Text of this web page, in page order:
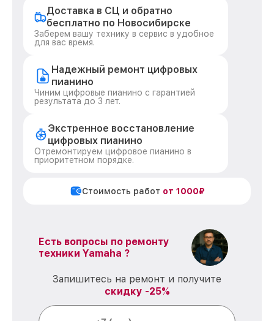
Доставка в СЦ и обратно
бесплатно по Новосибирске
Заберем вашу технику в сервис в удобное
для вас время.
Надежный ремонт цифровых
пианино
Чиним цифровые пианино с гарантией
результата до 3 лет.
Экстренное восстановление
цифровых пианино
Отремонтируем цифровое пианино в
приоритетном порядке.
Стоимость работ от 1000₽
Есть вопросы по ремонту
техники Yamaha ?
Запишитесь на ремонт и получите
скидку -25%